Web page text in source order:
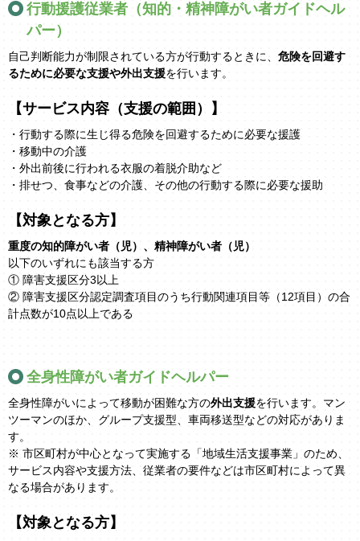
行動援護従業者（知的・精神障がい者ガイドヘル
パー）
自己判断能力が制限されている方が行動するときに、 危険を回避す
るために必要な支援や外出支援を行います。
【サービス内容（支援の範囲）】
・行動する際に生じ得る危険を回避するために必要な援護
・移動中の介護
・外出前後に行われる衣服の着脱介助など
・排せつ、食事などの介護、その他の行動する際に必要な援助
【対象となる方】
重度の知的障がい者（児）、精神障がい者（児）
以下のいずれにも該当する方
① 障害支援区分3以上
② 障害支援区分認定調査項目のうち行動関連項目等（12項目）の合
計点数が10点以上である
全身性障がい者ガイドヘルパー
全身性障がいによって移動が困難な方の外出支援を行います。マン
ツーマンのほか、グループ支援型、車両移送型などの対応がありま
す。
※ 市区町村が中心となって実施する「地域生活支援事業」のため、
サービス内容や支援方法、従業者の要件などは市区町村によって異
なる場合があります。
【対象となる方】